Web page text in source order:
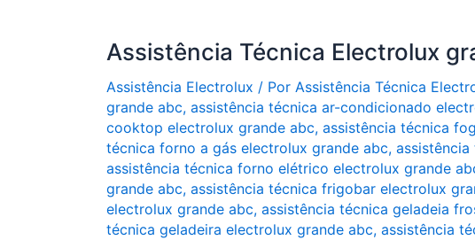
Assistência Técnica Electrolux
Assistência Electrolux / Por Assistência Técnica
grande abc, assistência técnica ar-condicionado
cooktop electrolux grande abc, assistência técnica
técnica forno a gás electrolux grande abc,
assistência técnica forno elétrico electrolux grande
grande abc, assistência técnica frigobar electrolux
electrolux grande abc, assistência técnica geladeia
técnica geladeira electrolux grande abc, assistência